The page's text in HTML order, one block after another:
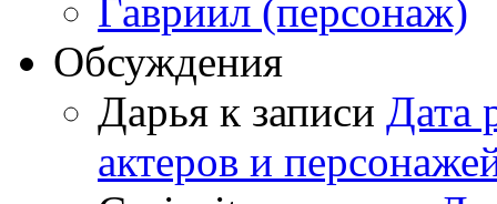
Гавриил (персонаж)
Обсуждения
Дарья к записи Дата
актеров и